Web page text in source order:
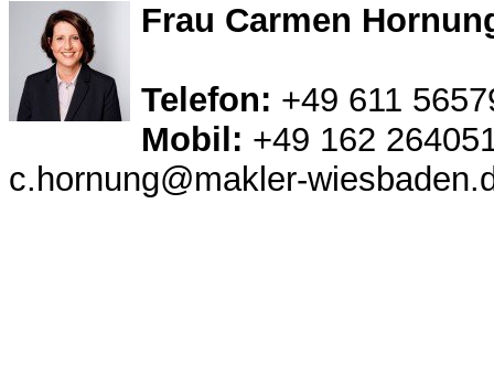
Frau Carmen
Telefon: +49 611
Mobil: +49 162
c.hornung@makler-